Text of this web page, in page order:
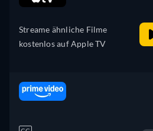
Streame ähnliche Filme
kostenlos auf Apple TV